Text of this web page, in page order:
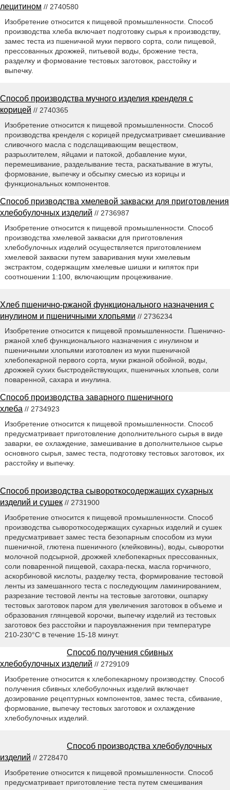
лецитином // 2740580
Изобретение относится к пищевой промышленности. Способ
производства хлеба включает подготовку сырья к производству,
замес теста из пшеничной муки первого сорта, соли пищевой,
прессованных дрожжей, питьевой воды, брожение теста,
разделку и формование тестовых заготовок, расстойку и
выпечку.
Способ производства мучного изделия кренделя с
корицей // 2740365
Изобретение относится к пищевой промышленности. Способ
производства кренделя с корицей предусматривает смешивание
сливочного масла с подслащивающим веществом,
разрыхлителем, яйцами и патокой, добавление муки,
перемешивание, разделывание теста, раскатывание в жгуты,
формование, выпечку и обсыпку смесью из корицы и
функциональных компонентов.
Способ призводства хмелевой закваски для приготовления
хлебобулочных изделий // 2736987
Изобретение относится к пищевой промышленности. Способ
производства хмелевой закваски для приготовления
хлебобулочных изделий осуществляется приготовлением
хмелевой закваски путем заваривания муки хмелевым
экстрактом, содержащим хмелевые шишки и кипяток при
соотношении 1:100, включающим процеживание.
Хлеб пшенично-ржаной функционального назначения с
инулином и пшеничными хлопьями // 2736234
Изобретение относится к пищевой промышленности. Пшенично-
ржаной хлеб функционального назначения с инулином и
пшеничными хлопьями изготовлен из муки пшеничной
хлебопекарной первого сорта, муки ржаной обойной, воды,
дрожжей сухих быстродействующих, пшеничных хлопьев, соли
поваренной, сахара и инулина.
Способ производства заварного пшеничного
хлеба // 2734923
Изобретение относится к пищевой промышленности. Способ
предусматривает приготовление дополнительного сырья в виде
заварки, ее охлаждение, замешивание в дополнительное сырье
основного сырья, замес теста, подготовку тестовых заготовок, их
расстойку и выпечку.
Способ производства сывороткосодержащих сухарных
изделий и сушек // 2731900
Изобретение относится к пищевой промышленности. Способ
производства сывороткосодержащих сухарных изделий и сушек
предусматривает замес теста безопарным способом из муки
пшеничной, глютена пшеничного (клейковины), воды, сыворотки
молочной подсырной, дрожжей хлебопекарных прессованных,
соли поваренной пищевой, сахара-песка, масла горчичного,
аскорбиновой кислоты, разделку теста, формирование тестовой
ленты из замешанного теста с последующим ламинированием,
разрезание тестовой ленты на тестовые заготовки, ошпарку
тестовых заготовок паром для увеличения заготовок в объеме и
образования глянцевой корочки, выпечку изделий из тестовых
заготовок без расстойки и пароувлажнения при температуре
210-230°С в течение 15-18 минут.
Способ получения сбивных
хлебобулочных изделий // 2729109
Изобретение относится к хлебопекарному производству. Способ
получения сбивных хлебобулочных изделий включает
дозирование рецептурных компонентов, замес теста, сбивание,
формование, выпечку тестовых заготовок и охлаждение
хлебобулочных изделий.
Способ производства хлебобулочных
изделий // 2728470
Изобретение относится к пищевой промышленности. Способ
предусматривает приготовление теста путем смешивания